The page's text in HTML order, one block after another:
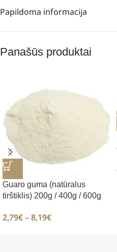
Papildoma informacija
Panašūs produktai
Guaro guma (natūralus
tirštiklis) 200g / 400g / 600g
2,79€–8,19€